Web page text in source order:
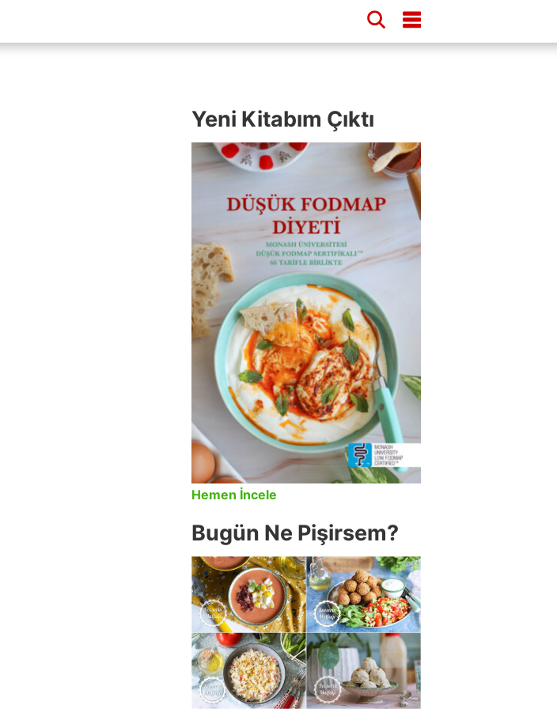
Yeni Kitabım Çıktı
Hemen İncele
Bugün Ne Pişirsem?